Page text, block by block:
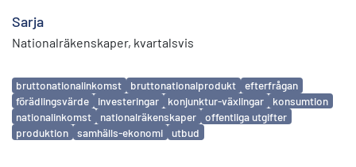
Sarja
Nationalräkenskaper, kvartalsvis
Avainsanat
bruttonationalinkomst bruttonationalprodukt
efterfrågan
förädlingsvärde
investeringar konjunktur-växlingar
konsumtion
nationalinkomst
nationalräkenskaper
offentliga utgifter
produktion
samhälls-ekonomi utbud